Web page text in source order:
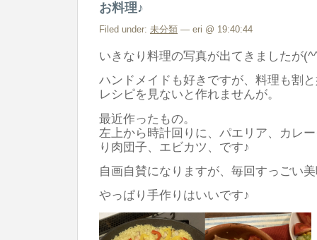
ニ
バ
は
お料理♪
Filed under: 未分類 — eri @ 19:40:44
いきなり料理の写真が出てきましたが
ハンドメイドも好きですが、料理も割
レシピを見ないと作れませんが。
最近作ったもの。
左上から時計回りに、パエリア、カレ
り肉団子、エビカツ、です♪
自画自賛になりますが、毎回すっごい
やっぱり手作りはいいです♪